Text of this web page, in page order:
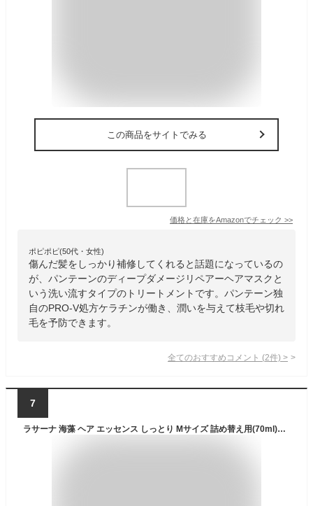
この商品をサイトでみる
価格と在庫をAmazonでチェック >>
ポピポピ(50代・女性)
傷んだ髪をしっかり補修してくれると話題になっているの
が、パンテーンのディープダメージリペアーヘアマスクと
いう洗い流すタイプのトリートメントです。パンテーン独
自のPRO-V処方ケラチンが働き、潤いを与えて枝毛や切れ
毛を予防できます。
全てのおすすめコメント (2件) >
7
ラサーナ 海藻 ヘア エッセンス しっとり Mサイズ 詰め替え用(70ml)【ラサーナ】[海藻 洗い流さないトリートメント ダメージ補修]